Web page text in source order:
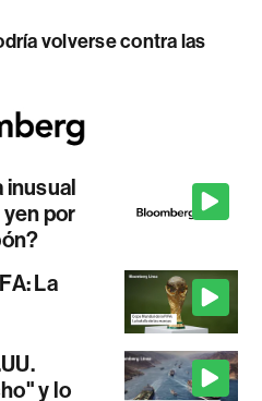
volverse contra las
inusual
por
La
y lo